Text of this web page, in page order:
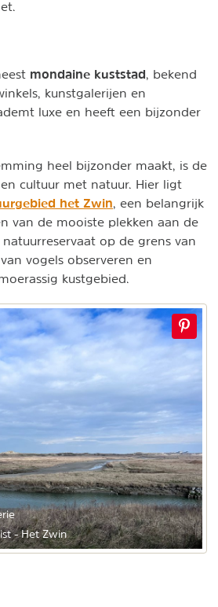
mondaine kuststad , bekend
kunstgalerijen en
luxe en heeft een bijzonder
heel bijzonder maakt, is de
cultuur met natuur. Hier ligt
het Zwin , een belangrijk
van de mooiste plekken aan de
op de grens van
vogels observeren en
kustgebied.
- Het Zwin